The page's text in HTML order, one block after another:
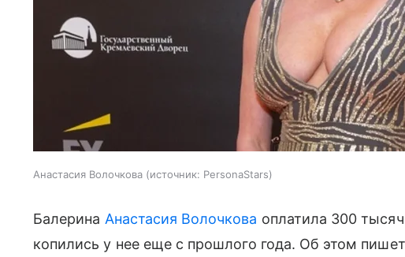
Анастасия Волочкова источник: PersonaStars
Балерина Анастасия Волочкова оплатила 300
копились у нее еще с прошлого года. Об этом